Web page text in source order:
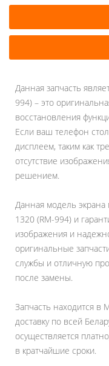
Данная запчасть
994) – это
восстановления
Если ваш телефон
дисплеем, таким как
отсутствие
решением.
Данная модель экрана
1320 (RM-994) и
изображения и
оригинальные
службы и отличную
после замены.
Запчасть находится в
доставку по всей
осуществляется
в кратчайшие сроки.